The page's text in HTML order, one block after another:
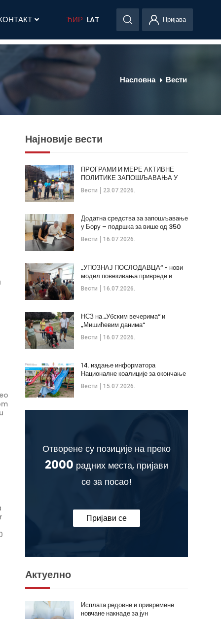
ЋИР LAT Пријава
Насловна Вести
Најновије вести
Вести 23.07.2026.
ПРОГРАМИ И МЕРЕ АКТИВНЕ
ПОЛИТИКЕ ЗАПОШЉАВАЊА У
ОПШТИНИ КЛАДОВО
Вести 16.07.2026.
Додатна средства за запошљавање
у Бору – подршка за више од 350
незапослених
Вести 16.07.2026.
„УПОЗНАЈ ПОСЛОДАВЦА“ - нови
модел повезивања привреде и
стручних кадрова
Вести 16.07.2026.
НСЗ на „Убским вечерима“ и
„Мишићевим данима“
Вести 15.07.2026.
14. издање информатора
Националне коалиције за окончање
дечијих бракова
Отворене су позиције на преко
2000 радних места, пријави
се за посао!
Пријави се
Актуелно
Исплата редовне и привремене
новчане накнаде за јун